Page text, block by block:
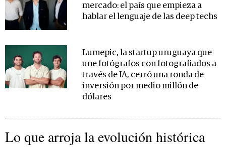
mercado: el país que empieza a
hablar el lenguaje de las deep techs
Lumepic, la startup uruguaya que
une fotógrafos con fotografiados a
través de IA, cerró una ronda de
inversión por medio millón de
dólares
Lo que arroja la evolución histórica